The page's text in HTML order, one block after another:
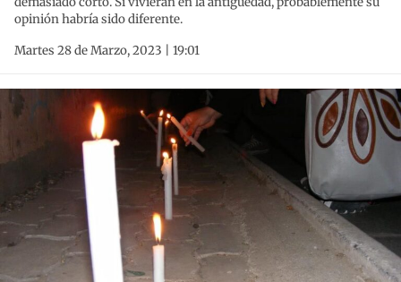
opinión habría sido diferente.
Martes 28 de Marzo, 2023 | 19:01